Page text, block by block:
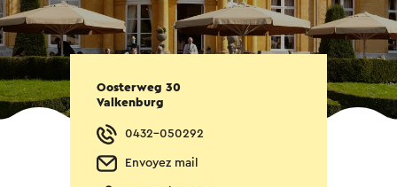
Oosterweg 30
Valkenburg
0432-050292
Envoyez mail